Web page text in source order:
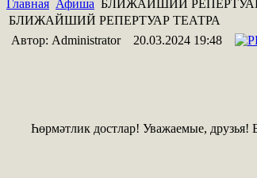
Главная Афиша БЛИЖАЙШИЙ
БЛИЖАЙШИЙ РЕПЕРТУАР ТЕАТРА
Автор: Administrator
20.03.2024 19:48
Һөрмәтлик достлар! Уважаемые,